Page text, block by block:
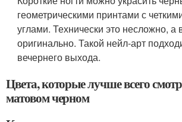
геометрическими принтами с
углами. Технически это несложно, а
оригинально. Такой нейл-арт
вечернего выхода.
Цвета, которые лучше всего
матовом черном